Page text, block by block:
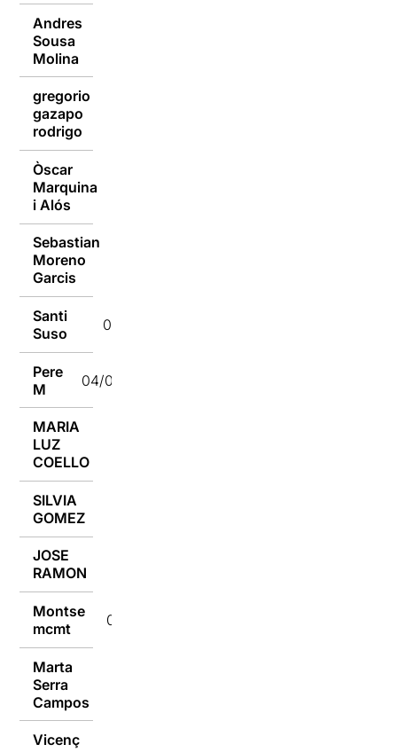
Andres
Sousa
Molina
gregorio
gazapo
rodrigo
Òscar
Marquina
i Alós
Sebastian
Moreno
Garcis
Santi
Suso
04/04/2022
Pere
M
04/04/2022
MARIA
LUZ
COELLO
SILVIA
GOMEZ
JOSE
RAMON
Montse
mcmt
04/04/2022
Marta
Serra
Campos
Vicenç